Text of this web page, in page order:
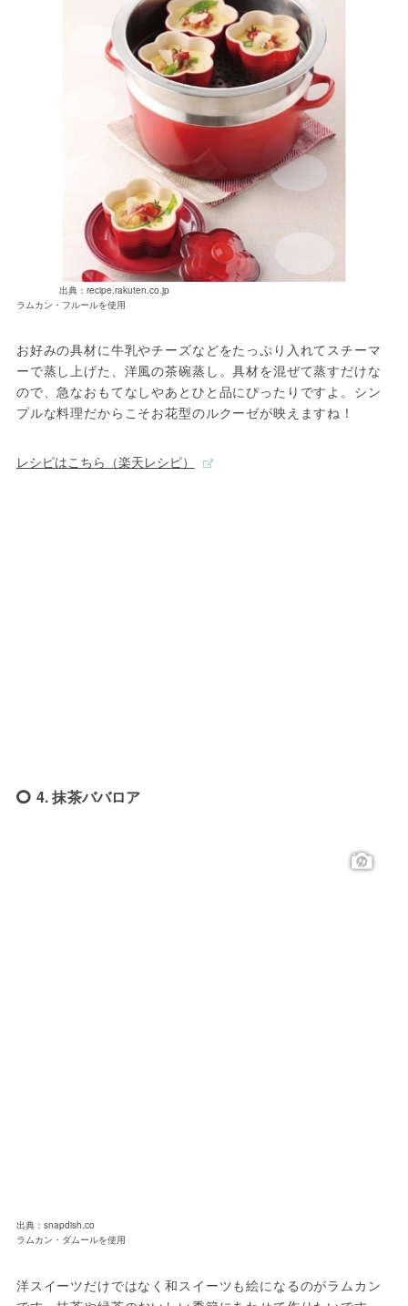
出典：recipe.rakuten.co.jp
ラムカン・フルールを使用
お好みの具材に牛乳やチーズなどをたっぷり入れてスチーマ
ーで蒸し上げた、洋風の茶碗蒸し。具材を混ぜて蒸すだけな
ので、急なおもてなしやあとひと品にぴったりですよ。シン
プルな料理だからこそお花型のルクーゼが映えますね！
レシピはこちら（楽天レシピ）
4. 抹茶ババロア
出典：snapdish.co
ラムカン・ダムールを使用
洋スイーツだけではなく和スイーツも絵になるのがラムカン